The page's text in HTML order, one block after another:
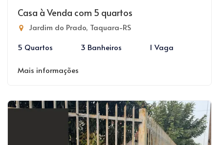
Casa à Venda com 5 quartos
Jardim do Prado, Taquara-RS
5 Quartos
3 Banheiros 1 Vaga
Mais informações